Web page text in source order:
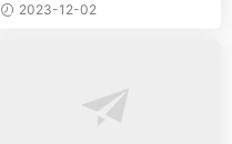
2023-12-02